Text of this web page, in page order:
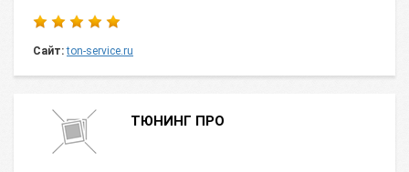
Сайт: ton-service.ru
ТЮНИНГ ПРО